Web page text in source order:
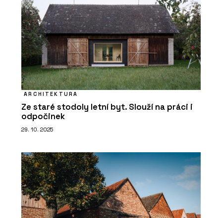
ARCHITEKTURA
Ze staré stodoly letní byt. Slouží na práci i
odpočinek
29. 10. 2025